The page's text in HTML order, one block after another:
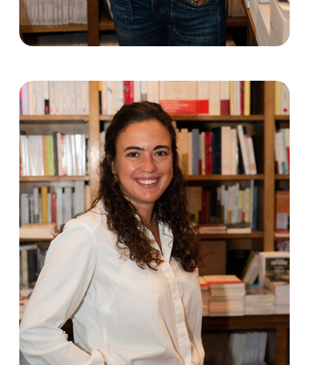
Marie-Pierre LACABARATS
Directrice générale